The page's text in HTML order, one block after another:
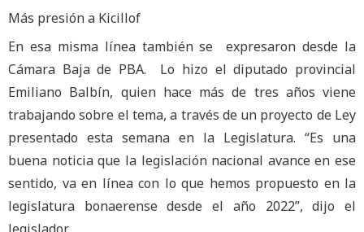
Más presión a Kicillof
En esa misma línea también se expresaron desde la
Cámara Baja de PBA. Lo hizo el diputado provincial
Emiliano Balbín, quien hace más de tres años viene
trabajando sobre el tema, a través de un proyecto de Ley
presentado esta semana en la Legislatura. “Es una
buena noticia que la legislación nacional avance en ese
sentido, va en línea con lo que hemos propuesto en la
legislatura bonaerense desde el año 2022”, dijo el